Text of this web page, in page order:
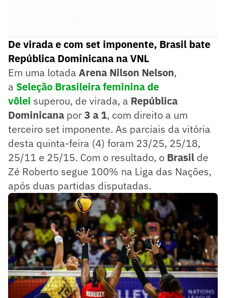
De virada e com set imponente, Brasil bate
República Dominicana na VNL
Em uma lotada Arena Nilson Nelson,
a Seleção Brasileira feminina de
vôlei superou, de virada, a República
Dominicana por3 a 1, com direito a um
terceiro set imponente. As parciais da vitória
desta quinta-feira (4) foram 23/25, 25/18,
25/11 e 25/15. Com o resultado, o Brasil de
Zé Roberto segue 100% na Liga das Nações,
após duas partidas disputadas.